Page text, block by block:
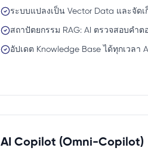
ระบบแปลงเป็น Vector Data และจัด
สถาปัตยกรรม RAG: AI ตรวจสอบคำ
อัปเดต Knowledge Base ได้ทุกเวล
AI Copilot (Omni-Copilot)